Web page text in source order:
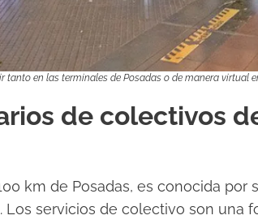
tanto en las terminales de Posadas o de manera virtual
de colectivos
km de Posadas, es conocida por
Los servicios de colectivo son una